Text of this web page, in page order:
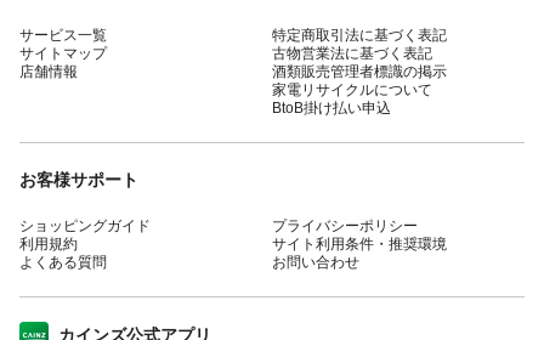
サービス一覧
サイトマップ
店舗情報
特定商取引法に基づく表記
古物営業法に基づく表記
酒類販売管理者標識の掲示
家電リサイクルについて
BtoB掛け払い申込
お客様サポート
ショッピングガイド
利用規約
よくある質問
プライバシーポリシー
サイト利用条件・推奨環境
お問い合わせ
カインズ公式アプリ